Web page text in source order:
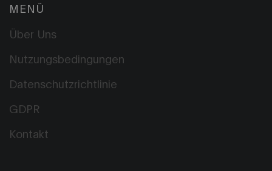
MENÜ
Über Uns
Nutzungsbedingungen
Datenschutzrichtlinie
GDPR
Kontakt